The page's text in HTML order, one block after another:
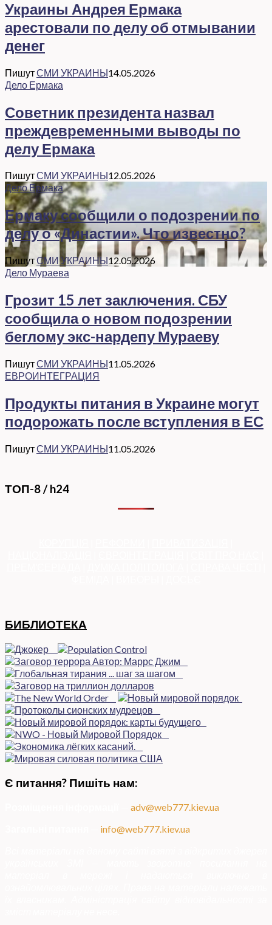
Украины Андрея Ермака
арестовали по делу об отмывании
денег
ПишутСМИ УКРАИНЫ14.05.2026
Дело Ермака
Советник президента назвал
преждевременными выводы по
делу Ермака
ПишутСМИ УКРАИНЫ12.05.2026
Дело Ермака
Ермаку сообщили о подозрении по
делу о «Династии». Что известно?
ПишутСМИ УКРАИНЫ12.05.2026
Дело Мураева
Грозит 15 лет заключения. СБУ
сообщила о новом подозрении
беглому экс-нардепу Мураеву
ПишутСМИ УКРАИНЫ11.05.2026
ЕВРОИНТЕГРАЦИЯ
Продукты питания в Украине могут
подорожать после вступления в ЕС
ПишутСМИ УКРАИНЫ11.05.2026
ТОП-8 / h24
БИБЛИОТЕКА
Є питання? Пишіть нам:
adv@web777.kiev.ua
info@web777.kiev.ua